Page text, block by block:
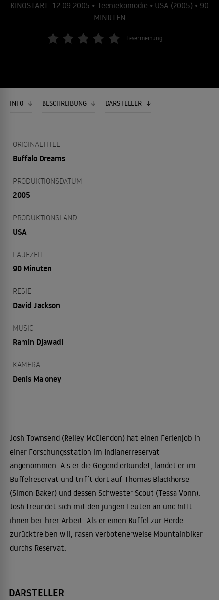
KINOSTART: 12.09.2005 • Teeniekomödie • USA (2005) • 90
MINUTEN
Lesermeinung
INFO BESCHREIBUNG DARSTELLER
ORIGINALTITEL
Buffalo Dreams
PRODUKTIONSDATUM
2005
PRODUKTIONSLAND
USA
LAUFZEIT
90 Minuten
REGIE
David Jackson
MUSIC
Ramin Djawadi
KAMERA
Denis Maloney
Josh Townsend (Reiley McClendon) hat einen Ferienjob in
einer Forschungsstation im Indianerreservat
angenommen. Als er die Gegend erkundet, landet er im
Büffelreservat und trifft dort auf Thomas Blackhorse
(Simon Baker) und dessen Schwester Scout (Tessa Vonn).
Josh freundet sich mit den jungen Leuten an und hilft
ihnen bei ihrer Arbeit. Als er einen Büffel zur Herde
zurücktreiben will, rasen verbotenerweise Mountainbiker
durchs Reservat.
DARSTELLER